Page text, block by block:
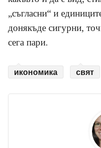
„съгласни“ и
донякъде сигурни,
сега пари.
икономика свят